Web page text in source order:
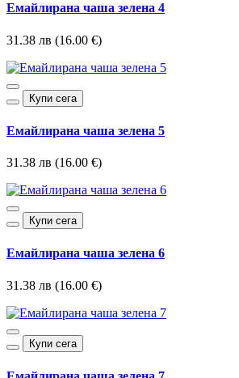
Емайлирана чаша зелена 4
31.38 лв (16.00 €)
Купи сега
Емайлирана чаша зелена 5
31.38 лв (16.00 €)
Купи сега
Емайлирана чаша зелена 6
31.38 лв (16.00 €)
Купи сега